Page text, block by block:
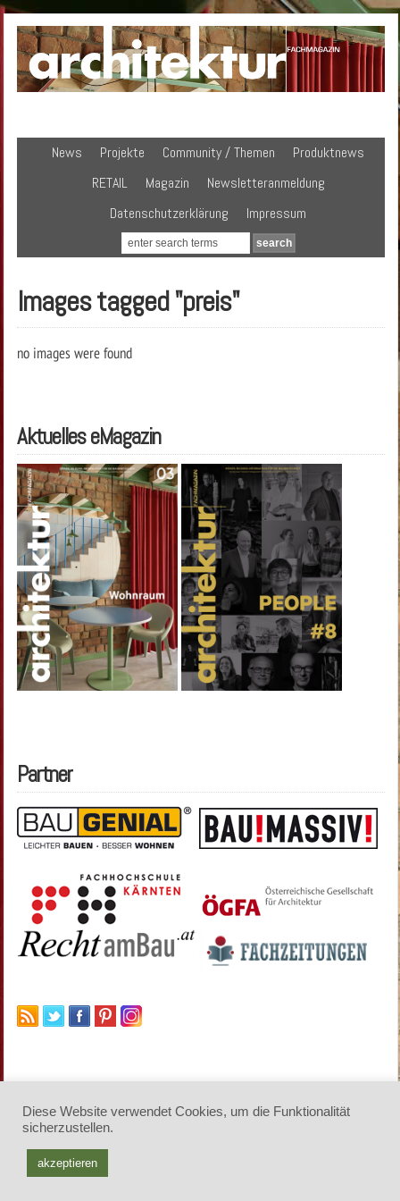
News Projekte Community / Themen
Produktnews
RETAIL
Magazin
Newsletteranmeldung
Datenschutzerklärung
Impressum
Images tagged "preis"
no images were found
Aktuelles eMagazin
Partner
Diese Website verwendet Cookies, um die Funktionalität
sicherzustellen.
akzeptieren